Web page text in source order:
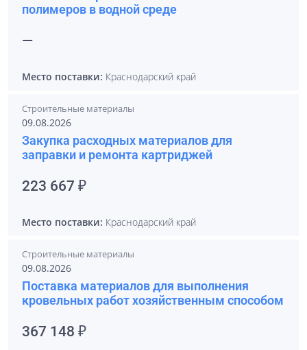
полимеров в водной среде
—
Место поставки: Краснодарский край
Строительные материалы
09.08.2026
Закупка расходных материалов для
заправки и ремонта картриджей
223 667 ₽
Место поставки: Краснодарский край
Строительные материалы
09.08.2026
Поставка материалов для выполнения
кровельных работ хозяйственным способом
367 148 ₽